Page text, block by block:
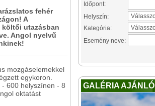
fehér
A
utazásban
Angol nyelvű
mozgáselemekkel
egykoron.
600 helyszínen - 8
oktatást
Időpont:
Helyszín:
Kategória:
Esemény neve:
GALÉRIA AJÁNLÓ